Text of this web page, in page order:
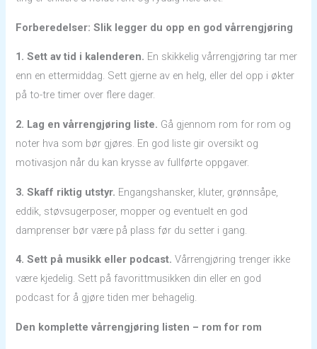
Forberedelser: Slik legger du opp en god vårrengjøring
1. Sett av tid i kalenderen. En skikkelig vårrengjøring tar mer
enn en ettermiddag. Sett gjerne av en helg, eller del opp i økter
på to-tre timer over flere dager.
2. Lag en vårrengjøring liste. Gå gjennom rom for rom og
noter hva som bør gjøres. En god liste gir oversikt og
motivasjon når du kan krysse av fullførte oppgaver.
3. Skaff riktig utstyr. Engangshansker, kluter, grønnsåpe,
eddik, støvsugerposer, mopper og eventuelt en god
damprenser bør være på plass før du setter i gang.
4. Sett på musikk eller podcast. Vårrengjøring trenger ikke
være kjedelig. Sett på favorittmusikken din eller en god
podcast for å gjøre tiden mer behagelig.
Den komplette vårrengjøring listen – rom for rom